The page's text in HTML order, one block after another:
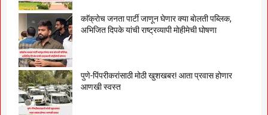
काॅक्राेच जनता पार्टी जाणून घेणार क्या बाेलती पब्लिक,
अभिजित दिपके यांची राष्ट्रव्यापी माेहीमेची घाेषणा
पुणे-पिंपरीकरांसाठी मोठी खुशखबर! आता प्रवास होणार
आणखी स्वस्त